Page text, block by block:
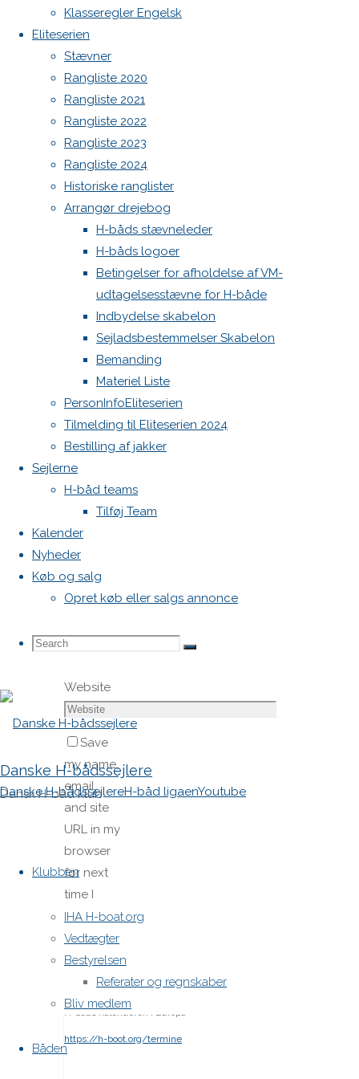
Klasseregler Engelsk
Eliteserien
Stævner
Rangliste 2020
Rangliste 2021
Rangliste 2022
Rangliste 2023
Rangliste 2024
Historiske ranglister
Arrangør drejebog
H-båds stævneleder
H-båds logoer
Betingelser for afholdelse af VM-
udtagelsesstævne for H-både
Indbydelse skabelon
Sejladsbestemmelser Skabelon
Bemanding
Materiel Liste
PersonInfoEliteserien
Tilmelding til Eliteserien 2024
Bestilling af jakker
Sejlerne
H-båd teams
Tilføj Team
Kalender
Nyheder
Køb og salg
Opret køb eller salgs annonce
Search
Search
Search
Danske H-bådssejlere
Dansk H-båd klub
Danske H-bådssejlereH-båd ligaenYoutube
Klubben
IHA H-boat.org
Vedtægter
Bestyrelsen
Referater og regnskaber
Bliv medlem
Båden
Skriv
et
svar
Din e-
mailadresse
vil ikke
publiceret.
Krævede
felter er
markeret
med*
Comment
Name*
Email*
Website
Save
my name,
email,
and site
URL in my
browser
for next
time I
post a
comment.
H-båds kalenderen i Europa
https://h-boot.org/termine
WordPress.org